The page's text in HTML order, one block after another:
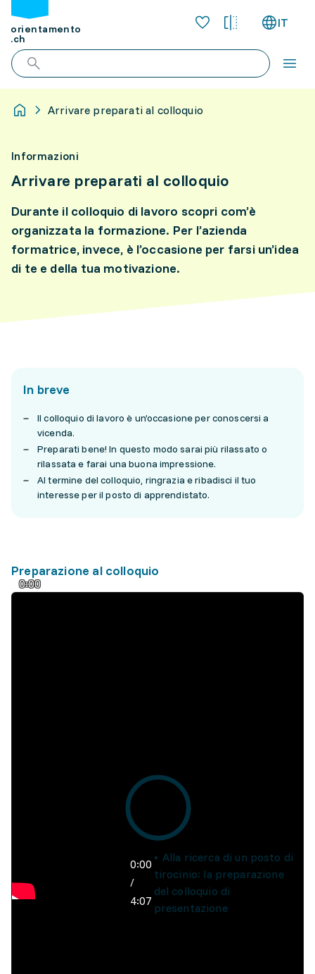
orientamento
.ch
IT
Arrivare preparati al colloquio
Informazioni
Arrivare preparati al colloquio
Durante il colloquio di lavoro scopri com’è
organizzata la formazione. Per l’azienda
formatrice, invece, è l’occasione per farsi un’idea
di te e della tua motivazione.
In breve
Il colloquio di lavoro è un’occasione per conoscersi a
vicenda.
Preparati bene! In questo modo sarai più rilassato o
rilassata e farai una buona impressione.
Al termine del colloquio, ringrazia e ribadisci il tuo
interesse per il posto di apprendistato.
Preparazione al colloquio
0:00
0:00
/
4:07
Alla ricerca di un posto di
tirocinio: la preparazione
del colloquio di
presentazione